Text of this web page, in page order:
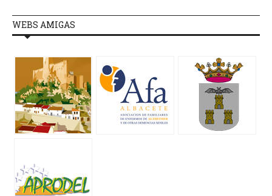
WEBS AMIGAS